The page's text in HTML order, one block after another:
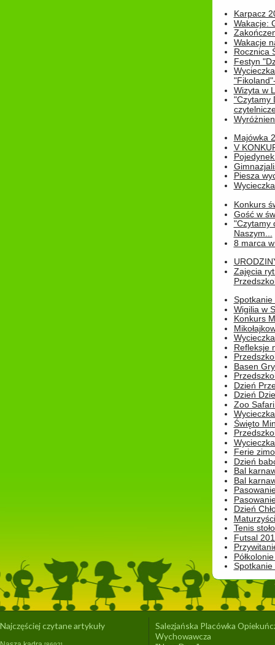
Karpacz
Wakacje:
Wakacje
Rocznica
Festyn
Wizyta w
"Czytamy
Majówka
V
Piesza
Konkurs
Gość w
"Czytamy
Naszym...
8 marca
Zajęcia
Spotkanie
Wigilia w
Konkurs
Refleksje
Basen
Dzień
Dzień
Zoo
Święto
Ferie
Dzień
Bal
Bal
Dzień
Tenis
Futsal
Najczęściej czytane artykuły
Salezjańska Placówka
Wychowawcza